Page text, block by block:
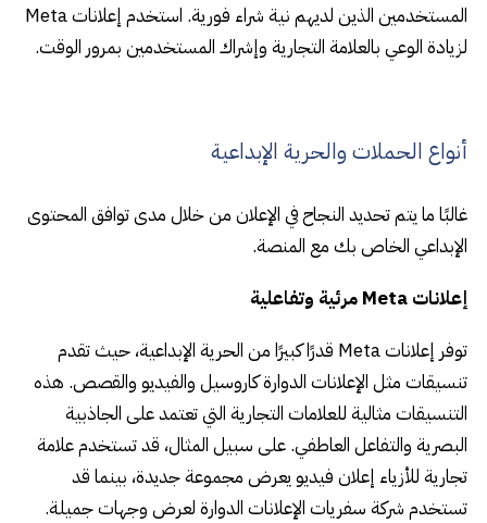
المستخدمين الذين لديهم نية شراء فورية. استخدم إعلانات Meta
لزيادة الوعي بالعلامة التجارية وإشراك المستخدمين بمرور الوقت.
أنواع الحملات والحرية الإبداعية
غالبًا ما يتم تحديد النجاح في الإعلان من خلال مدى توافق المحتوى
الإبداعي الخاص بك مع المنصة.
إعلانات Meta مرئية وتفاعلية
توفر إعلانات Meta قدرًا كبيرًا من الحرية الإبداعية، حيث تقدم
تنسيقات مثل الإعلانات الدوارة كاروسيل والفيديو والقصص. هذه
التنسيقات مثالية للعلامات التجارية التي تعتمد على الجاذبية
البصرية والتفاعل العاطفي. على سبيل المثال، قد تستخدم علامة
تجارية للأزياء إعلان فيديو يعرض مجموعة جديدة، بينما قد
تستخدم شركة سفريات الإعلانات الدوارة لعرض وجهات جميلة.